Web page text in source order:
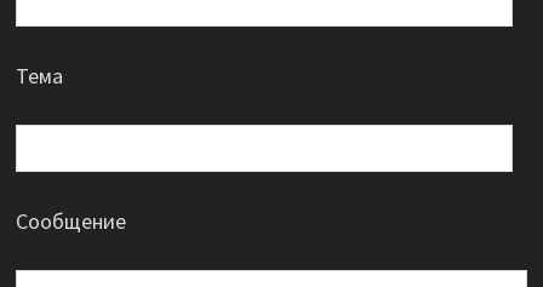
Тема
Сообщение